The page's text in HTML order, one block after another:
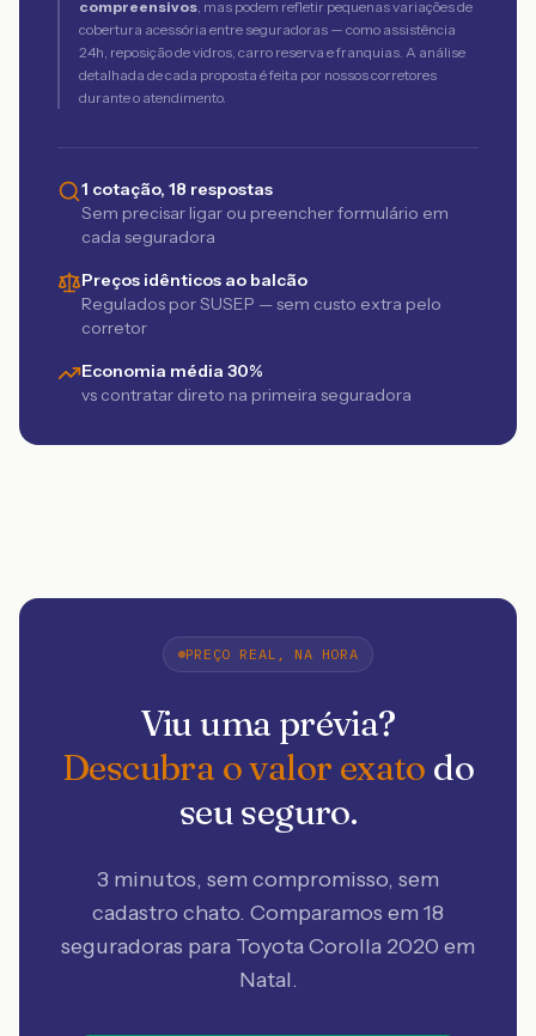
compreensivos, mas podem refletir pequenas variações de
cobertura acessória entre seguradoras — como assistência
24h, reposição de vidros, carro reserva e franquias. A análise
detalhada de cada proposta é feita por nossos corretores
durante o atendimento.
1 cotação, 18 respostas
Sem precisar ligar ou preencher formulário em
cada seguradora
Preços idênticos ao balcão
Regulados por SUSEP — sem custo extra pelo
corretor
Economia média 30%
vs contratar direto na primeira seguradora
PREÇO REAL, NA HORA
Viu uma prévia?
Descubra o valor exato do
seu seguro.
3 minutos, sem compromisso, sem
cadastro chato. Comparamos em 18
seguradoras para Toyota Corolla 2020 em
Natal.